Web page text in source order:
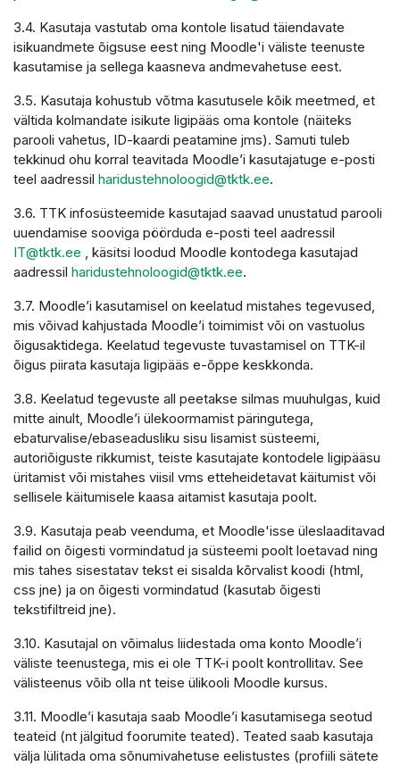
3.4. Kasutaja vastutab oma kontole lisatud täiendavate
isikuandmete õigsuse eest ning Moodle'i väliste teenuste
kasutamise ja sellega kaasneva andmevahetuse eest.
3.5. Kasutaja kohustub võtma kasutusele kõik meetmed, et
vältida kolmandate isikute ligipääs oma kontole (näiteks
parooli vahetus, ID-kaardi peatamine jms). Samuti tuleb
tekkinud ohu korral teavitada Moodle’i kasutajatuge e-posti
teel aadressil haridustehnoloogid@tktk.ee.
3.6. TTK infosüsteemide kasutajad saavad unustatud parooli
uuendamise sooviga pöörduda e-posti teel aadressil
IT@tktk.ee , käsitsi loodud Moodle kontodega kasutajad
aadressil haridustehnoloogid@tktk.ee.
3.7. Moodle’i kasutamisel on keelatud mistahes tegevused,
mis võivad kahjustada Moodle’i toimimist või on vastuolus
õigusaktidega. Keelatud tegevuste tuvastamisel on TTK-il
õigus piirata kasutaja ligipääs e-õppe keskkonda.
3.8. Keelatud tegevuste all peetakse silmas muuhulgas, kuid
mitte ainult, Moodle’i ülekoormamist päringutega,
ebaturvalise/ebaseadusliku sisu lisamist süsteemi,
autoriõiguste rikkumist, teiste kasutajate kontodele ligipääsu
üritamist või mistahes viisil vms etteheidetavat käitumist või
sellisele käitumisele kaasa aitamist kasutaja poolt.
3.9. Kasutaja peab veenduma, et Moodle'isse üleslaaditavad
failid on õigesti vormindatud ja süsteemi poolt loetavad ning
mis tahes sisestatav tekst ei sisalda kõrvalist koodi (html,
css jne) ja on õigesti vormindatud (kasutab õigesti
tekstifiltreid jne).
3.10. Kasutajal on võimalus liidestada oma konto Moodle’i
väliste teenustega, mis ei ole TTK-i poolt kontrollitav. See
välisteenus võib olla nt teise ülikooli Moodle kursus.
3.11. Moodle’i kasutaja saab Moodle’i kasutamisega seotud
teateid (nt jälgitud foorumite teated). Teated saab kasutaja
välja lülitada oma sõnumivahetuse eelistustes (profiili sätete